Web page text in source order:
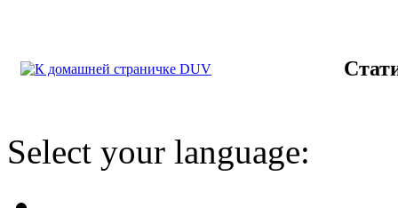
Select your language: